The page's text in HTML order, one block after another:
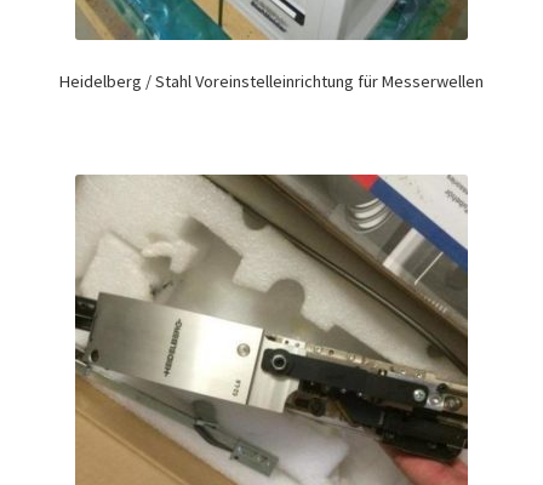
Heidelberg / Stahl Voreinstelleinrichtung für Messerwellen